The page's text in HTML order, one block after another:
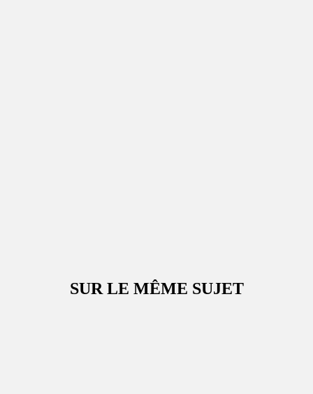
SUR LE MÊME SUJET